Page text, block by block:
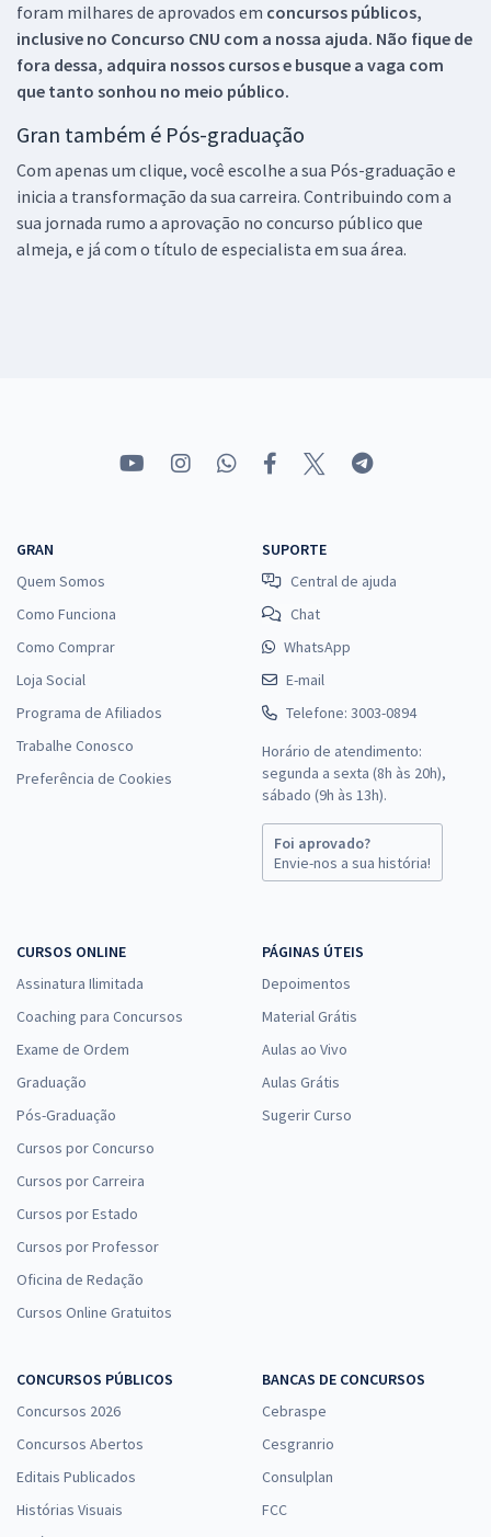
foram milhares de aprovados em concursos públicos,
inclusive no Concurso CNU com a nossa ajuda. Não fique de
fora dessa, adquira nossos cursos e busque a vaga com
que tanto sonhou no meio público.
Gran também é Pós-graduação
Com apenas um clique, você escolhe a sua Pós-graduação e
inicia a transformação da sua carreira. Contribuindo com a
sua jornada rumo a aprovação no concurso público que
almeja, e já com o título de especialista em sua área.
GRAN
Quem Somos
Como Funciona
Como Comprar
Loja Social
Programa de Afiliados
Trabalhe Conosco
Preferência de Cookies
SUPORTE
Central de ajuda
Chat
WhatsApp
E-mail
Telefone: 3003-0894
Horário de atendimento:
segunda a sexta (8h às 20h),
sábado (9h às 13h).
Foi aprovado?
Envie-nos a sua história!
CURSOS ONLINE
Assinatura Ilimitada
Coaching para Concursos
Exame de Ordem
Graduação
Pós-Graduação
Cursos por Concurso
Cursos por Carreira
Cursos por Estado
Cursos por Professor
Oficina de Redação
Cursos Online Gratuitos
PÁGINAS ÚTEIS
Depoimentos
Material Grátis
Aulas ao Vivo
Aulas Grátis
Sugerir Curso
CONCURSOS PÚBLICOS
Concursos 2026
Concursos Abertos
Editais Publicados
Histórias Visuais
BANCAS DE CONCURSOS
Cebraspe
Cesgranrio
Consulplan
FCC